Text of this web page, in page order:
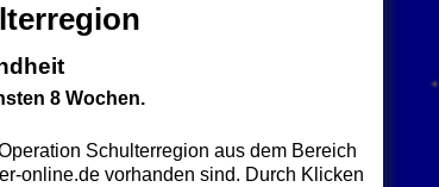
8 Wochen.
Schulterregion aus dem Bereich
online.de vorhanden sind. Durch Klicken